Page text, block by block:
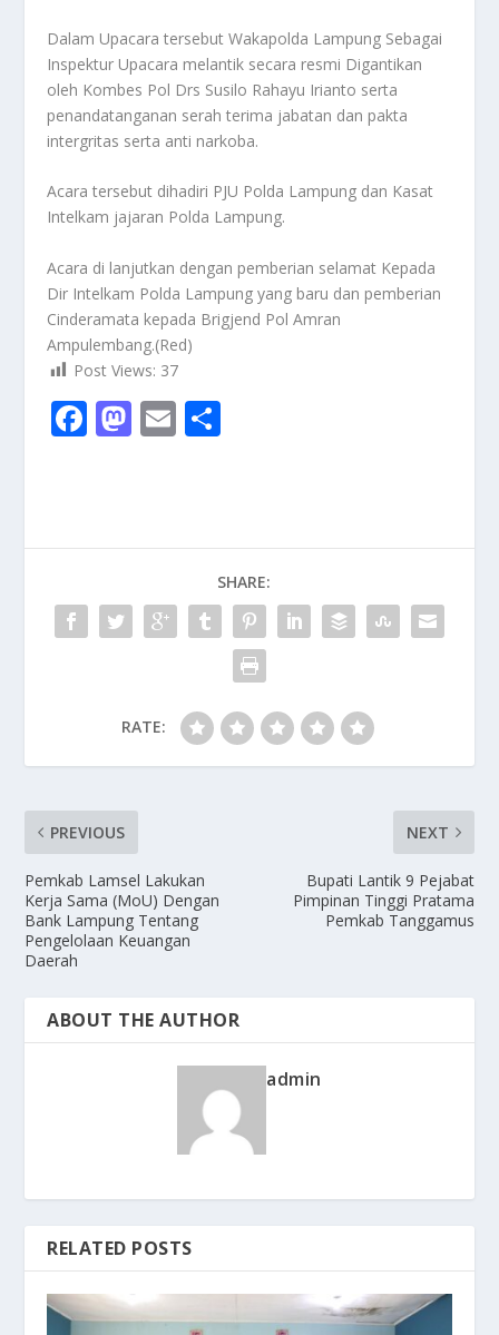
Dalam Upacara tersebut Wakapolda Lampung Sebagai
Inspektur Upacara melantik secara resmi Digantikan
oleh Kombes Pol Drs Susilo Rahayu Irianto serta
penandatanganan serah terima jabatan dan pakta
intergritas serta anti narkoba.
Acara tersebut dihadiri PJU Polda Lampung dan Kasat
Intelkam jajaran Polda Lampung.
Acara di lanjutkan dengan pemberian selamat Kepada
Dir Intelkam Polda Lampung yang baru dan pemberian
Cinderamata kepada Brigjend Pol Amran
Ampulembang.(Red)
Post Views: 37
F
o
o
k
M
o
n
E
SHARE:
RATE:
PREVIOUS
Pemkab Lamsel Lakukan
Kerja Sama (MoU) Dengan
Bank Lampung Tentang
Pengelolaan Keuangan
Daerah
NEXT
Bupati Lantik 9 Pejabat
Pimpinan Tinggi Pratama
Pemkab Tanggamus
ABOUT THE AUTHOR
admin
RELATED POSTS